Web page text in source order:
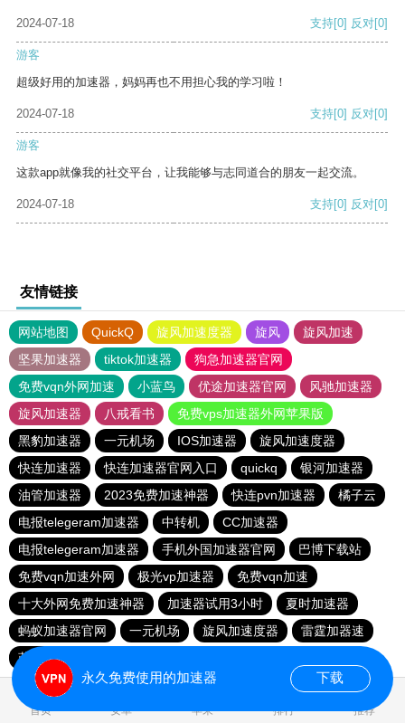
2024-07-18 支持[0] 反对[0]
游客
超级好用的加速器，妈妈再也不用担心我的学习啦！
2024-07-18 支持[0] 反对[0]
游客
这款app就像我的社交平台，让我能够与志同道合的朋友一起交流。
2024-07-18 支持[0] 反对[0]
友情链接
网站地图 QuickQ 旋风加速度器 旋风
旋风加速
坚果加速器
tiktok加速器
狗急加速器官网
免费vqn外网加速
小蓝鸟 优途加速器官网
风驰加速器
旋风加速器
八戒看书
免费vps加速器外网苹果版
黑豹加速器
一元机场 IOS加速器
旋风加速度器
快连加速器
快连加速器官网入口 quickq
银河加速器
油管加速器
2023免费加速神器 快连pvn加速器
橘子云
电报telegeram加速器
中转机
CC加速器
电报telegeram加速器
手机外国加速器官网
巴博下载站
免费vqn加速外网
极光vp加速器
免费vqn加速
十大外网免费加速神器
加速器试用3小时
夏时加速器
蚂蚁加速器官网
一元机场 旋风加速度器
雷霆加器速
蓝鲸加速器
首页 安卓 苹果 排行 推荐
永久免费使用的加速器 下载
0.525875s